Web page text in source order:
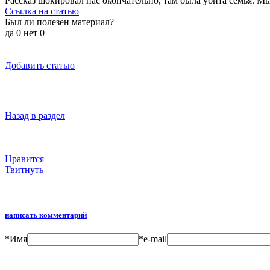
Ссылка на статью
Был ли полезен материал?
да 0 нет 0
Добавить статью
Назад в раздел
Нравится
Твитнуть
написать комментарий
*Имя *e-mail